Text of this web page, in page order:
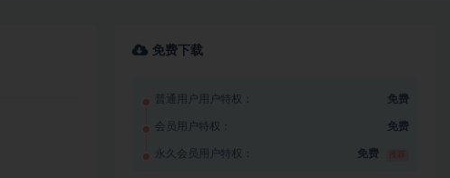
免费下载
普通用户用户特权： 免费
会员用户特权： 免费
永久会员用户特权： 免费